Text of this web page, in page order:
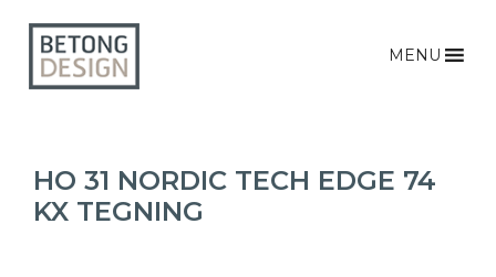
MENU
HO 31 NORDIC TECH EDGE 74
KX TEGNING